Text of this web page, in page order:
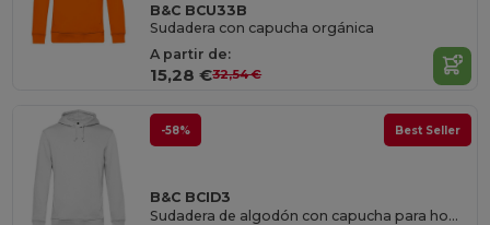
B&C BCU33B
Sudadera con capucha orgánica
A partir de:
15,28 €32,54 €
-58% Best Seller
B&C BCID3
Sudadera de algodón con capucha para hombre y mujer